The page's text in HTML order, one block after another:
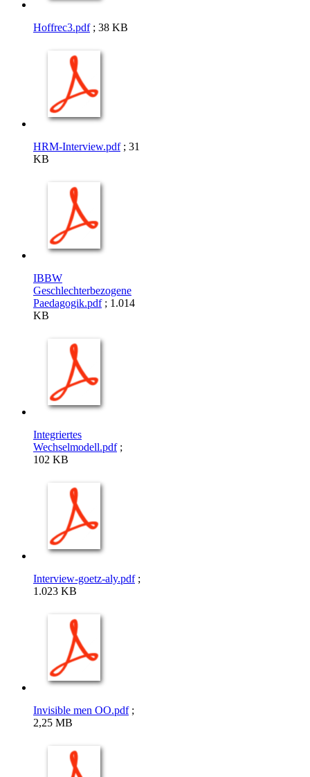
Hoffrec3.pdf; 38 KB
HRM-Interview.pdf; 31
KB
IBBW
Geschlechterbezogene
Paedagogik.pdf; 1.014
KB
Integriertes
Wechselmodell.pdf;
102 KB
Interview-goetz-aly.pdf;
1.023 KB
Invisible men OO.pdf;
2,25 MB